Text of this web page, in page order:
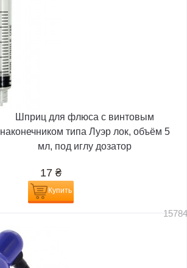
Шприц для флюса с винтовым
наконечником типа Луэр лок, объём 5
мл, под иглу дозатор
17 ₴
Купить